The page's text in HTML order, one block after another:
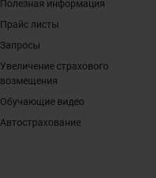
Полезная информация
Прайс листы
Запросы
Увеличение страхового
возмещения
Обучающие видео
Автострахование